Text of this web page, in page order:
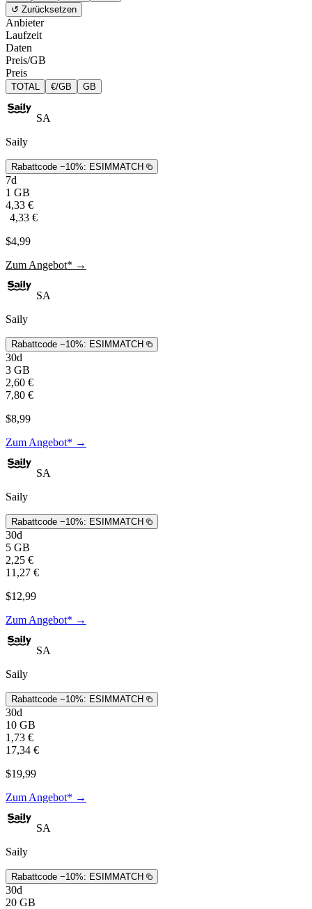
↺ Zurücksetzen
Anbieter
Laufzeit
Daten
Preis/GB
Preis
TOTAL €/GB GB
SA
Saily
Rabattcode −10%: ESIMMATCH
7d
1 GB
4,33 €
4,33 €
$4,99
Zum Angebot* →
SA
Saily
Rabattcode −10%: ESIMMATCH
30d
3 GB
2,60 €
7,80 €
$8,99
Zum Angebot* →
SA
Saily
Rabattcode −10%: ESIMMATCH
30d
5 GB
2,25 €
11,27 €
$12,99
Zum Angebot* →
SA
Saily
Rabattcode −10%: ESIMMATCH
30d
10 GB
1,73 €
17,34 €
$19,99
Zum Angebot* →
SA
Saily
Rabattcode −10%: ESIMMATCH
30d
20 GB